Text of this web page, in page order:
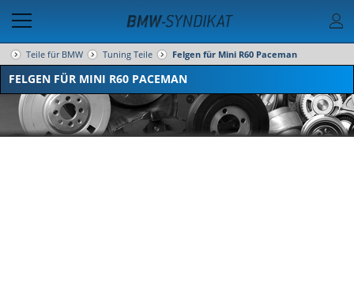
Teile für BMW Tuning Teile Felgen für Mini R60 Paceman
FELGEN FÜR MINI R60 PACEMAN